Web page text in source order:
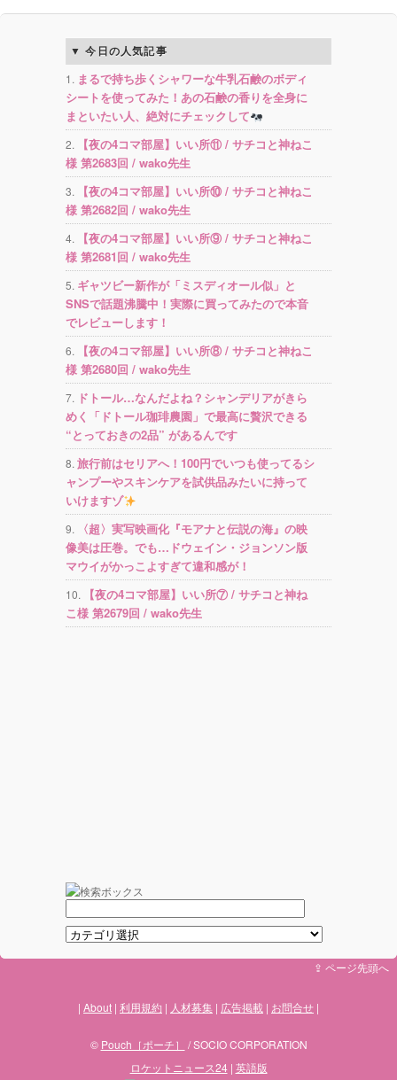
今日の人気記事
まるで持ち歩くシャワーな牛乳石鹸のボディ
シートを使ってみた！あの石鹸の香りを全身に
まといたい人、絶対にチェックして
【夜の4コマ部屋】いい所⑪ / サチコと神ねこ
様 第2683回 / wako先生
【夜の4コマ部屋】いい所⑩ / サチコと神ねこ
様 第2682回 / wako先生
【夜の4コマ部屋】いい所⑨ / サチコと神ねこ
様 第2681回 / wako先生
ギャツビー新作が「ミスディオール似」と
SNSで話題沸騰中！実際に買ってみたので本音
でレビューします！
【夜の4コマ部屋】いい所⑧ / サチコと神ねこ
様 第2680回 / wako先生
ドトール…なんだよね？シャンデリアがきら
めく「ドトール珈琲農園」で最高に贅沢できる
“とっておきの2品” があるんです
旅行前はセリアへ！100円でいつも使ってるシ
ャンプーやスキンケアを試供品みたいに持って
いけますゾ
〈超〉実写映画化『モアナと伝説の海』の映
像美は圧巻。でも…ドウェイン・ジョンソン版
マウイがかっこよすぎて違和感が！
【夜の4コマ部屋】いい所⑦ / サチコと神ね
こ様 第2679回 / wako先生
⇪ ページ先頭へ
About 利用規約 人材募集 広告掲載 お問合せ
© Pouch［ポーチ］
/ SOCIO CORPORATION
ロケットニュース24| 英語版